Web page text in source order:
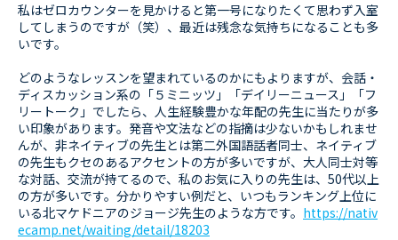
私はゼロカウンターを見かけると第一号になりたくて思わず入室
してしまうのですが（笑）、最近は残念な気持ちになることも多
いです。
どのようなレッスンを望まれているのかにもよりますが、会話・
ディスカッション系の「５ミニッツ」「デイリーニュース」「フ
リートーク」でしたら、人生経験豊かな年配の先生に当たりが多
い印象があります。発音や文法などの指摘は少ないかもしれませ
んが、非ネイティブの先生とは第二外国語話者同士、ネイティブ
の先生もクセのあるアクセントの方が多いですが、大人同士対等
な対話、交流が持てるので、私のお気に入りの先生は、50代以上
の方が多いです。分かりやすい例だと、いつもランキング上位に
いる北マケドニアのジョージ先生のような方です。 https://nativ
ecamp.net/waiting/detail/18203